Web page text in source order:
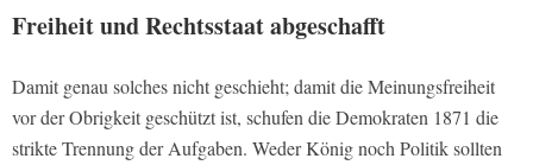
Freiheit und Rechtsstaat abgeschafft
Damit genau solches nicht geschieht; damit die Meinungsfreiheit
vor der Obrigkeit geschützt ist, schufen die Demokraten 1871 die
strikte Trennung der Aufgaben. Weder König noch Politik sollten